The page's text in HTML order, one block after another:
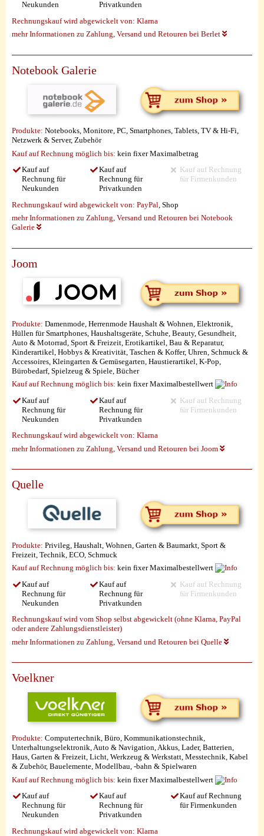
Neukunden
Privatkunden
Rechnungskauf wird abgewickelt von: Klarna
mehr Informationen zu Zahlung, Versand und Retouren bei Berlet
Notebook Galerie
Produkte: Notebooks, Monitore, PC, Smartphones, Tablets, TV & Hi-Fi,
Netzwerk & Server, Zubehör
Kauf auf Rechnung möglich bis: kein fixer Maximalbetrag
Kauf auf
Rechnung für
Neukunden
Kauf auf
Rechnung für
Privatkunden
Kauf auf Rechnung
für Firmenkunden
Rechnungskauf wird abgewickelt von: PayPal , Shop
mehr Informationen zu Zahlung, Versand und Retouren bei Notebook
Galerie
Joom
Produkte: Damenmode, Herrenmode Haushalt & Wohnen, Elektronik,
Hüllen für Smartphones, Haushaltsgeräte, Schuhe, Beauty, Gesundheit,
Auto & Motorrad, Sport & Freizeit, Erotikartikel, Bau & Reparatur,
Kinderartikel, Hobbys & Kreativität, Taschen & Koffer, Uhren, Schmuck &
Accessoires, Kleingarten & Gemüsegarten, Haustierartikel, K-Pop,
Bürobedarf, Spielzeug & Spiele, Bücher
Kauf auf Rechnung möglich bis: kein fixer Maximalbestellwert
Kauf auf
Rechnung für
Neukunden
Kauf auf
Rechnung für
Privatkunden
Kauf auf Rechnung
für Firmenkunden
Rechnungskauf wird abgewickelt von: Klarna
mehr Informationen zu Zahlung, Versand und Retouren bei Joom
Quelle
Produkte: Privileg, Haushalt, Wohnen, Garten & Baumarkt, Sport &
Freizeit, Technik, ECO, Schmuck
Kauf auf Rechnung möglich bis: kein fixer Maximalbestellwert
Kauf auf
Rechnung für
Neukunden
Kauf auf
Rechnung für
Privatkunden
Kauf auf Rechnung
für Firmenkunden
Rechnungskauf wird vom Shop selbst abgewickelt (ohne Klarna, PayPal
oder andere Zahlungsdienstleister)
mehr Informationen zu Zahlung, Versand und Retouren bei Quelle
Voelkner
Produkte: Computertechnik, Büro, Kommunikationstechnik,
Unterhaltungselektronik, Auto & Navigation, Akkus, Lader, Batterien,
Haus, Garten & Freizeit, Licht, Werkzeug & Werkstatt, Messtechnik, Kabel
& Zubehör, Bauelemente, Modellbau, -bahn & Spielwaren
Kauf auf Rechnung möglich bis: kein fixer Maximalbestellwert
Kauf auf
Rechnung für
Neukunden
Kauf auf
Rechnung für
Privatkunden
Kauf auf Rechnung
für Firmenkunden
Rechnungskauf wird abgewickelt von: Klarna